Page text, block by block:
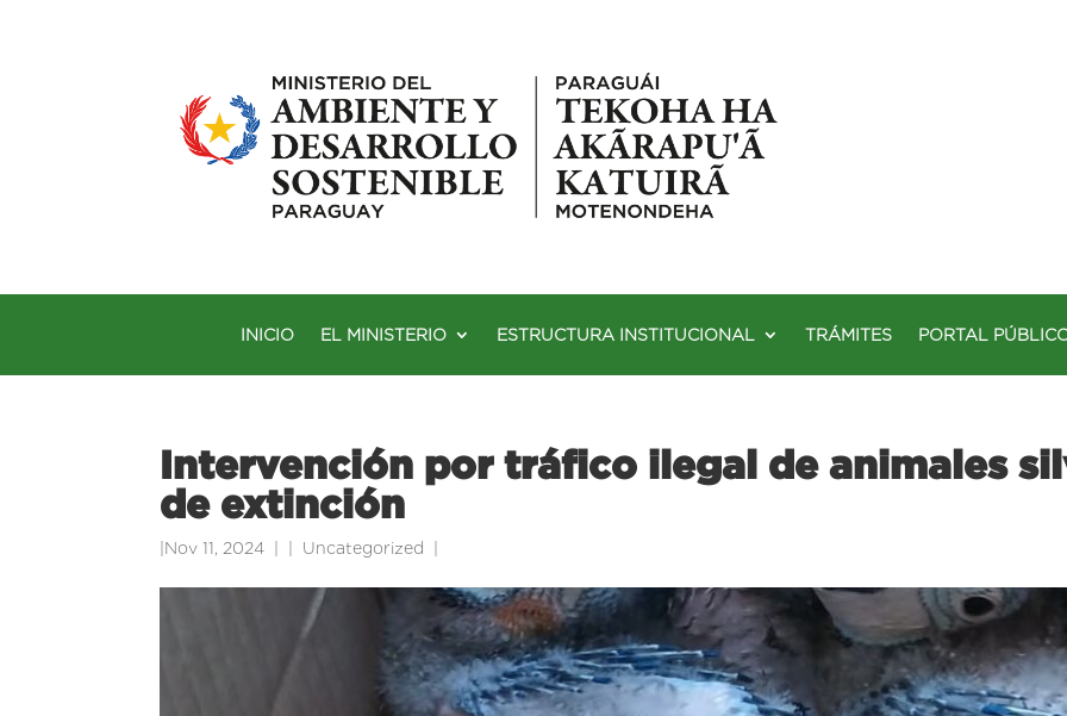
INICIO EL MINISTERIO ESTRUCTURA INSTITUCIONAL TRÁMITES PORTAL
Intervención por tráfico ilegal de animales
de extinción
Nov 11, 2024 Uncategorized